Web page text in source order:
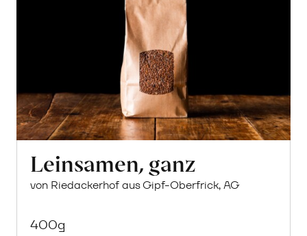
Leinsamen, ganz
von Riedackerhof aus Gipf-Oberfrick, AG
400g